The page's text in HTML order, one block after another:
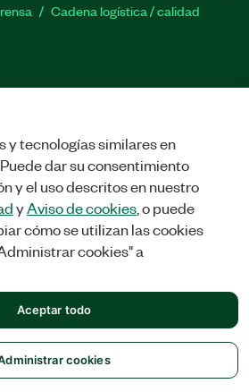
Cadena logística / calidad
TwitterFacebook
LinkedIn
|Administrar cookies
y tecnologías similares en
dar su consentimiento
y el uso descritos en nuestro
yAviso de cookies, o puede
cómo se utilizan las cookies
cookies" a
cookies
Aceptar todo